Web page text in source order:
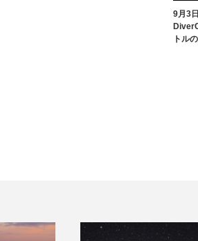
9月3
トル